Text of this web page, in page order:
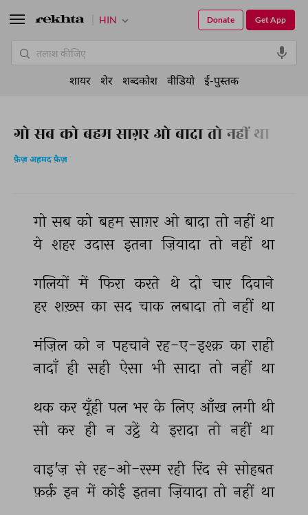
गो सब को बहम साग़र ओ बादा तो नहीं था
फ़ैज़ अहमद फ़ैज़
गो सब को बहम साग़र ओ बादा तो नहीं था
ये शहर उदास इतना ज़ियादा तो नहीं था
गलियों में फिरा करते थे दो चार दिवाने
हर शख़्स का सद चाक लबादा तो नहीं था
मंज़िल को न पहचाने रह-ए-इश्क़ का राही
नादाँ ही सही ऐसा भी सादा तो नहीं था
थक कर यूँही पल भर के लिए आँख लगी थी
सो कर ही न उट्ठें ये इरादा तो नहीं था
वाइ'ज़ से रह-ओ-रस्म रही रिंद से सोहबत
फ़र्क़ इन में कोई इतना ज़ियादा तो नहीं था
HIN Get App
Donate
शायर शेर शब्दकोश वीडियो ई-पुस्तक